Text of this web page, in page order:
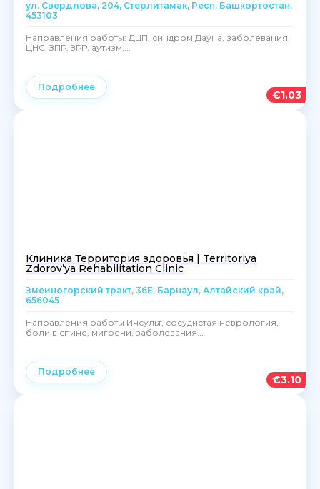
€1.03
ул. Свердлова, 204, Стерлитамак, Респ. Башкортостан,
453103
Направления работы: ДЦП, синдром Дауна, заболевания
ЦНС, ЗПР, ЗРР, аутизм,...
Подробнее
€3.10
Клиника Территория здоровья | Territoriya
Zdorov’ya Rehabilitation Clinic
Змеиногорский тракт, 36Е, Барнаул, Алтайский край,
656045
Направления работы Инсульт, сосудистая неврология,
боли в спине, мигрени, заболевания...
Подробнее